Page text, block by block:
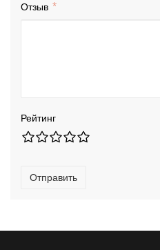
Отзыв
Рейтинг
Отправить